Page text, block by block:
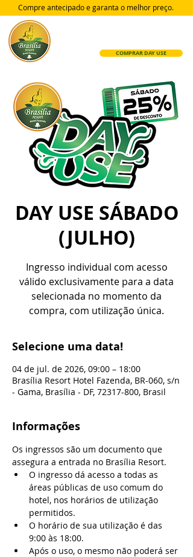
COMPRAR DAY USE
Compre antecipado e garanta o melhor preço.
DAY USE SÁBADO
(JULHO)
Ingresso individual com acesso
válido exclusivamente para a data
selecionada no momento da
compra, com utilização única.
Selecione uma data!
04 de jul. de 2026, 09:00 – 18:00
Brasília Resort Hotel Fazenda, BR-060, s/n
- Gama, Brasília - DF, 72317-800, Brasil
Informações
Os ingressos são um documento que
assegura a entrada no Brasília Resort.
O ingresso dá acesso a todas as
áreas públicas de uso comum do
hotel, nos horários de utilização
permitidos.
O horário de sua utilização é das
9:00 às 18:00.
Após o uso, o mesmo não poderá ser